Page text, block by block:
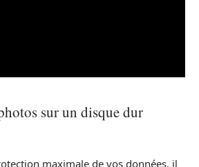
sur un disque dur
maximale de vos données, il